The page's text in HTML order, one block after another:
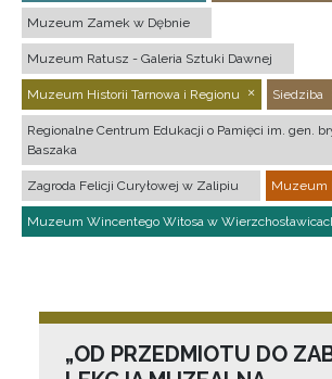
Muzeum Zamek w Dębnie
Muzeum Ratusz - Galeria Sztuki Dawnej
Muzeum Historii Tarnowa i Regionu Siedziba
Regionalne Centrum Edukacji o Pamięci im. gen.
Baszaka
Zagroda Felicji Curyłowej w Zalipiu Muzeum
Muzeum Wincentego Witosa w
„OD PRZEDMIOTU DO